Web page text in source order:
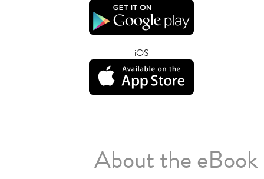
iOS
About the eBook